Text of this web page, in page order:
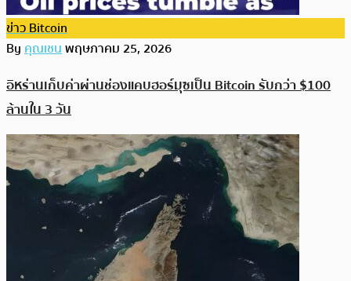
ข่าว Bitcoin
Byคุณเชนพฤษภาคม 25, 2026
อิหร่านเก็บค่าผ่านช่องแคบฮอร์มุซเป็น Bitcoin รับกว่า $100
ล้านใน 3 วัน